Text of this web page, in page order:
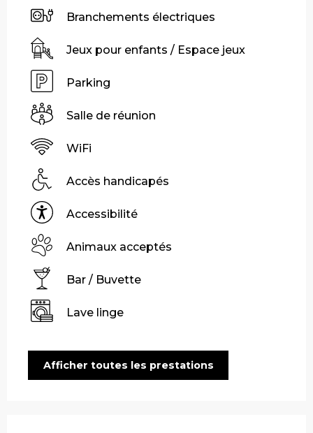
Branchements électriques
Jeux pour enfants / Espace jeux
Parking
Salle de réunion
WiFi
Accès handicapés
Accessibilité
Animaux acceptés
Bar / Buvette
Lave linge
Afficher toutes les prestations